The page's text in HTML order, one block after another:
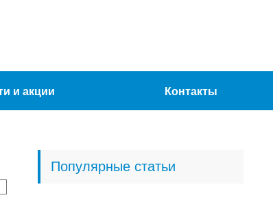
и акции Контакты
Популярные статьи